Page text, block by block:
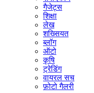
गैजेट्स
शिक्षा
लेख
शख्सियत
ब्लॉग
ऑटो
कृषि
ट्रेडिंग
वायरल सच
फ़ोटो गैलरी